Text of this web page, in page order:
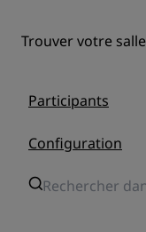
Trouver votre
Participants
Configuration